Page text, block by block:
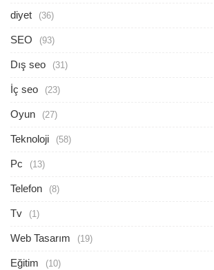
diyet (36)
SEO (93)
Dış seo (31)
İç seo (23)
Oyun (27)
Teknoloji (58)
Pc (13)
Telefon (8)
Tv (1)
Web Tasarım (19)
Eğitim (10)